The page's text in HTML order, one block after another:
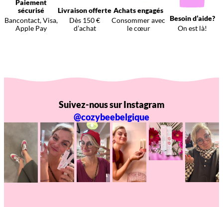
Paiement
sécurisé
Bancontact, Visa,
Apple Pay
Livraison offerte
Dès 150 €
d’achat
Achats engagés
Consommer avec
le cœur
Besoin d’aide?
On est là!
Suivez-nous sur Instagram
@cozybeebelgique